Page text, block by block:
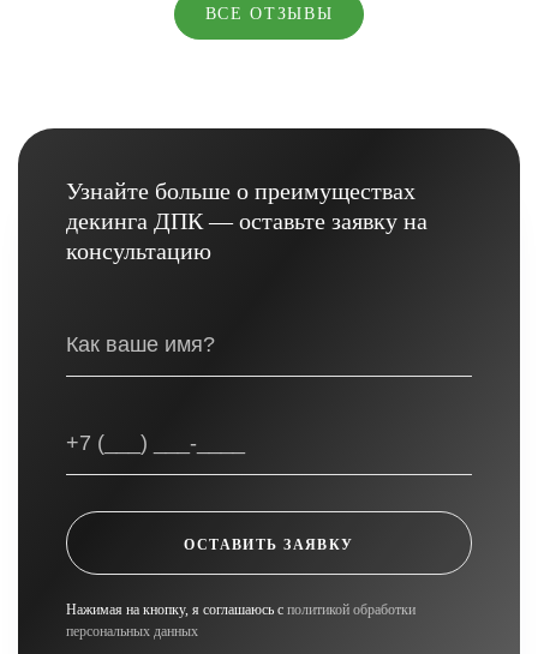
ВСЕ ОТЗЫВЫ
Узнайте больше о преимуществах
декинга ДПК — оставьте заявку на
консультацию
ОСТАВИТЬ ЗАЯВКУ
Нажимая на кнопку, я соглашаюсь с политикой обработки
персональных данных